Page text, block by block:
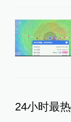
24小时最热